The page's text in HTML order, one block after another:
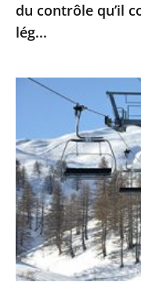
mode
d’emploi
du
contrôle
continuera
d’exercer
sur
leur
lég...
du contrôle qu’il
lég...
Sports
le
Conseil
d’Etat
ne
suspend
pas